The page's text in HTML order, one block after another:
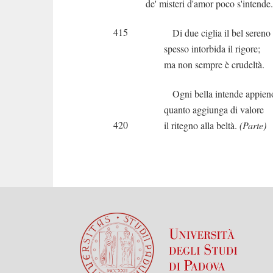
de' misteri d'amor poco s'intende.
415
Di due ciglia il bel sereno
spesso intorbida il rigore;
ma non sempre è crudeltà.
Ogni bella intende
quanto aggiunga di valore
420
il ritegno alla beltà. (Parte)